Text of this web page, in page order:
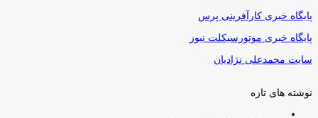
پایگاه خبری کارآفرینی پرس
پایگاه خبری موتورسیکلت نیوز
سایت محمدعلی نژادیان
نوشته های تازه